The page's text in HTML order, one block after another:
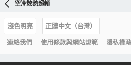
空冷散熱超頻
淺色明亮
正體中文（台灣）
連絡我們
使用條款與網站規範 隱私權